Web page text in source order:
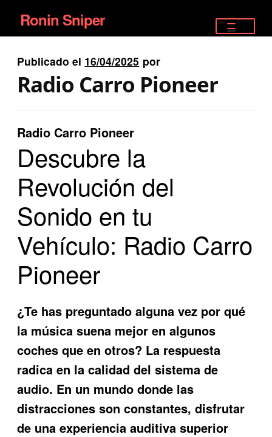
Ir
a
la
navegación
Ir
al
contenido
Ronin Sniper
EQUIPAMIENTO ÉLITE
RIFLES DEPORTIVOS
SATELITALES
Publicado el 16/04/2025 por
Radio Carro Pioneer
Radio Carro Pioneer
Descubre la
Revolución del
Sonido en tu
Vehículo: Radio Carro
Pioneer
¿Te has preguntado alguna vez por qué
la música suena mejor en algunos
coches que en otros? La respuesta
radica en la calidad del sistema de
audio. En un mundo donde las
distracciones son constantes, disfrutar
de una experiencia auditiva superior